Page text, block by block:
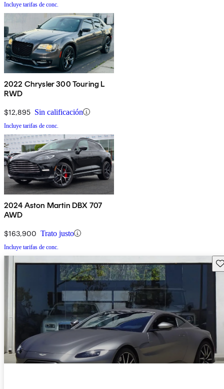
Incluye tarifas de conc.
2022 Chrysler 300 Touring L
RWD
$12,895 Sin calificación
Incluye tarifas de conc.
2024 Aston Martin DBX 707
AWD
$163,900 Trato justo
Incluye tarifas de conc.